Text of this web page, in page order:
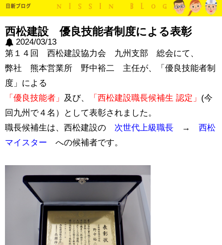
西松建設 優良技能者制度による表彰
2024/03/13
第１４回 西松建設協力会 九州支部 総会にて、
弊社 熊本営業所 野中裕二 主任が、「優良技能者制
度」による
「優良技能者」
及び、 「西松建設職長候補生 認定」 (今
回九州で４名）として表彰されました。
職長候補生は、西松建設の 次世代上級職長 → 西松
マイスター への候補者です。